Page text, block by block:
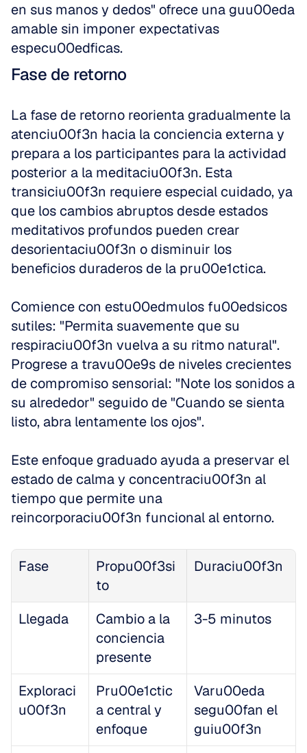
en sus manos y dedos" ofrece una guu00eda
amable sin imponer expectativas
especu00edficas.
Fase de retorno
La fase de retorno reorienta gradualmente la
atenciu00f3n hacia la conciencia externa y
prepara a los participantes para la actividad
posterior a la meditaciu00f3n. Esta
transiciu00f3n requiere especial cuidado, ya
que los cambios abruptos desde estados
meditativos profundos pueden crear
desorientaciu00f3n o disminuir los
beneficios duraderos de la pru00e1ctica.
Comience con estu00edmulos fu00edsicos
sutiles: "Permita suavemente que su
respiraciu00f3n vuelva a su ritmo natural".
Progrese a travu00e9s de niveles crecientes
de compromiso sensorial: "Note los sonidos a
su alrededor" seguido de "Cuando se sienta
listo, abra lentamente los ojos".
Este enfoque graduado ayuda a preservar el
estado de calma y concentraciu00f3n al
tiempo que permite una
reincorporaciu00f3n funcional al entorno.
Fase
Propu00f3si
to
Duraciu00f3n
Llegada
Cambio a la
conciencia
presente
3-5 minutos
Exploraci
u00f3n
Pru00e1ctic
a central y
enfoque
Varu00eda
segu00fan el
guiu00f3n